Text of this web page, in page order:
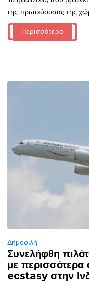
της πρωτεύουσας της
Περισσότερα
Δημοφιλή
Συνελήφθη
με
ecstasy στην